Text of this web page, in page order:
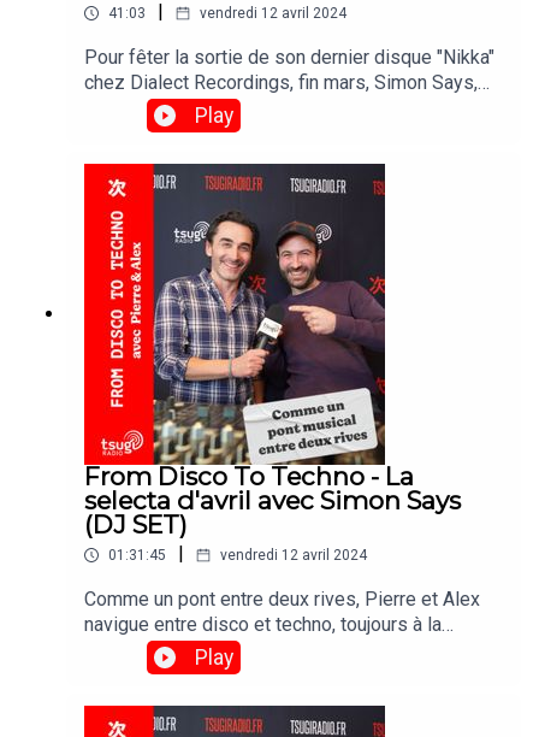
41:03 vendredi 12 avril 2024
Pour fêter la sortie de son dernier disque "Nikka"
chez Dialect Recordings, fin mars, Simon Says,
moitié du duo Il Est Vilaine a concocté un set
s'inspirant de la vibe de son dernier EP.
Embarquez pour 40 minutes de downtempo et
autres electronica.
Play
From Disco To Techno - La
selecta d'avril avec Simon Says
(DJ SET)
01:31:45 vendredi 12 avril 2024
Comme un pont entre deux rives, Pierre et Alex
navigue entre disco et techno, toujours à la
recherche de tracks qui font autant groover que
taper du pied. Pour fêter la sortie de son dernier
disque "Nikka" chez Dialect Recordings, fin mars,
le producteur, moitié du duo Il Est Vilaine a
Play